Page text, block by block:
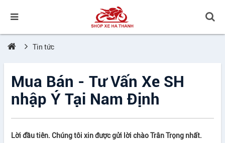
Tin tức
Mua Bán - Tư Vấn Xe SH
nhập Ý Tại Nam Định
Lời đầu tiên. Chúng tôi xin được gửi lời chào Trân Trọng nhất.